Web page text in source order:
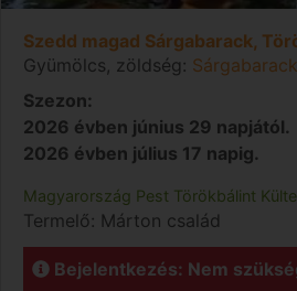
Szedd magad Sárgabarack,
Gyümölcs, zöldség: Sárgabarack
Szezon:
2026 évben június 29 napjától.
2026 évben július 17 napig.
Magyarország Pest Törökbálint
Termelő: Márton család
Bejelentkezés: Nem